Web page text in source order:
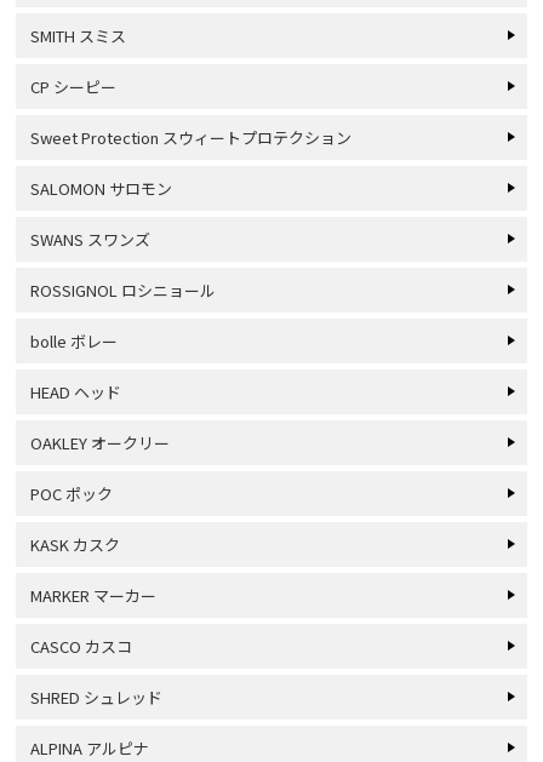
SMITH スミス
CP シーピー
Sweet Protection スウィートプロテクション
SALOMON サロモン
SWANS スワンズ
ROSSIGNOL ロシニョール
bolle ボレー
HEAD ヘッド
OAKLEY オークリー
POC ポック
KASK カスク
MARKER マーカー
CASCO カスコ
SHRED シュレッド
ALPINA アルピナ